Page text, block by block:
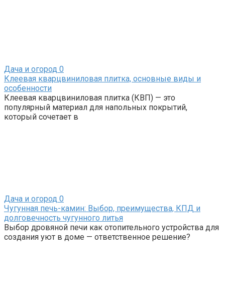
Дача и огород 0
Клеевая кварцвиниловая плитка, основные виды и
особенности
Клеевая кварцвиниловая плитка (КВП) — это
популярный материал для напольных покрытий,
который сочетает в
Дача и огород 0
Чугунная печь-камин: Выбор, преимущества, КПД и
долговечность чугунного литья
Выбор дровяной печи как отопительного устройства для
создания уют в доме — ответственное решение?